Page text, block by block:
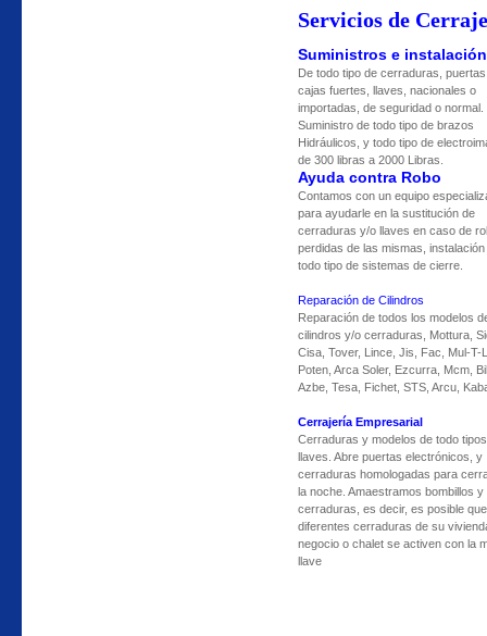
Servicios de
Suministros e instalación
De todo tipo de cerraduras,
cajas fuertes, llaves, nacionales o
importadas, de seguridad o normal.
Suministro de todo tipo de brazos
Hidráulicos, y todo tipo de
de 300 libras a 2000 Libras.
Ayuda contra Robo
Contamos con un equipo
para ayudarle en la sustitución de
cerraduras y/o llaves en caso de
perdidas de las mismas, instalación
todo tipo de sistemas de cierre.
Reparación de Cilindros
Reparación de todos los modelos
cilindros y/o cerraduras, Mottura,
Cisa, Tover, Lince, Jis, Fac, Mul-T-
Poten, Arca Soler, Ezcurra, Mcm,
Azbe, Tesa, Fichet, STS, Arcu,
Cerrajería Empresarial
Cerraduras y modelos de todo
llaves. Abre puertas electrónicos, y
cerraduras homologadas para
la noche. Amaestramos bombillos y
cerraduras, es decir, es posible
diferentes cerraduras de su
negocio o chalet se activen con la
llave